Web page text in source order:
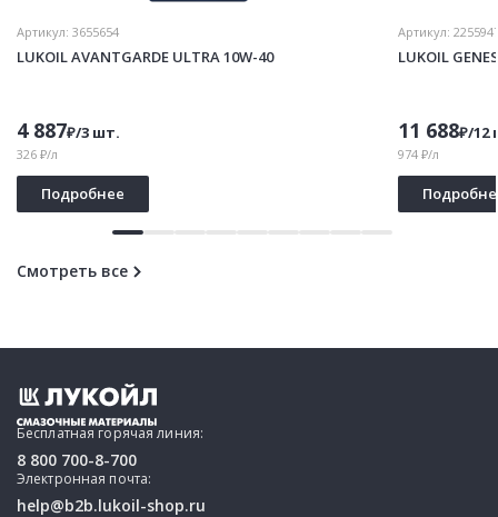
Артикул: 3655654
LUKOIL AVANTGARDE ULTRA 10W-40
4 887₽/3 шт.
326 ₽/л
Подробнее
Артикул:
LUKOIL
11 688₽/12
974 ₽/л
Смотреть все
Бесплатная горячая линия:
8 800 700-8-700
Электронная почта:
help@b2b.lukoil-shop.ru